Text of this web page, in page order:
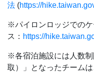
法 (https://
※パイロンロッジでの
ス： https://
※各宿泊施設には人数
取）」となったチーム